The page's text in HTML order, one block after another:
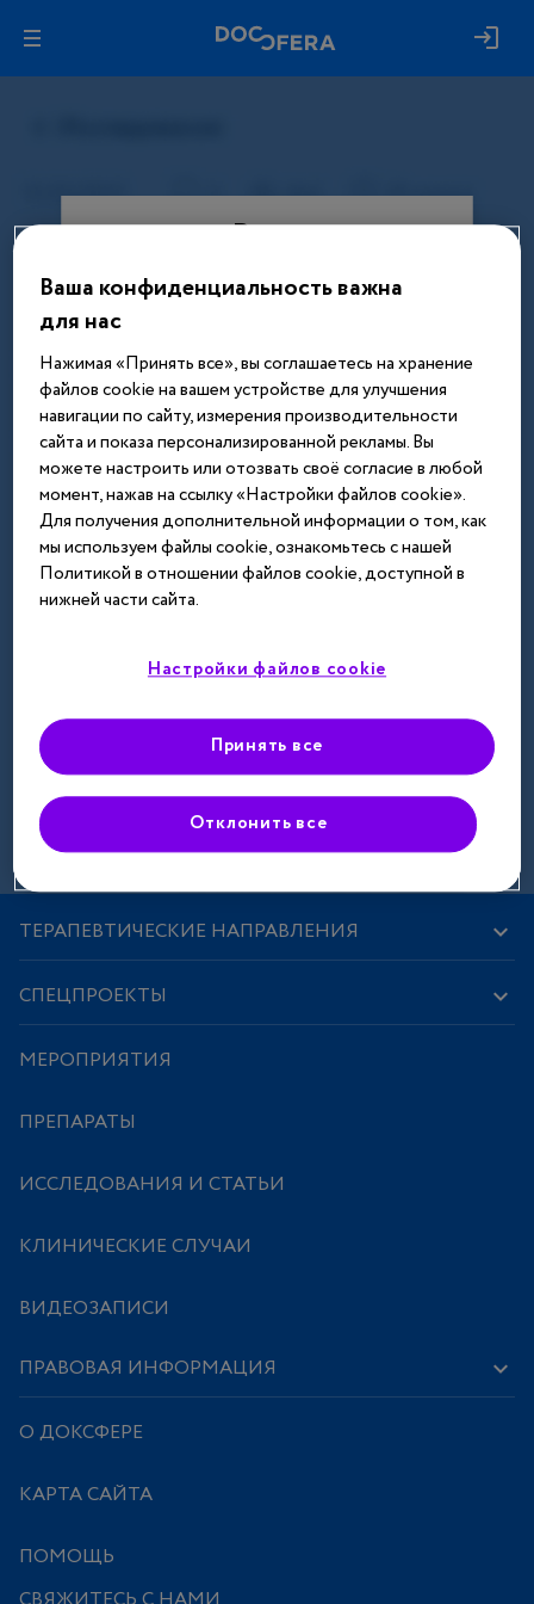
Вход
Этот материал доступен только
после авторизации. Войдите или
зарегистрируйтесь, чтобы получить
доступ ко всем материалам сайта
Введите телефон или email
Далее
Зарегистрироваться
ТЕРАПЕВТИЧЕСКИЕ НАПРАВЛЕНИЯ
СПЕЦПРОЕКТЫ
МЕРОПРИЯТИЯ
ПРЕПАРАТЫ
ИССЛЕДОВАНИЯ И СТАТЬИ
КЛИНИЧЕСКИЕ СЛУЧАИ
ВИДЕОЗАПИСИ
ПРАВОВАЯ ИНФОРМАЦИЯ
О ДОКСФЕРЕ
КАРТА САЙТА
ПОМОЩЬ
Ваша конфиденциальность важна
для нас
Нажимая «Принять все», вы соглашаетесь на хранение
файлов cookie на вашем устройстве для улучшения
навигации по сайту, измерения производительности
сайта и показа персонализированной рекламы. Вы
можете настроить или отозвать своё согласие в любой
момент, нажав на ссылку «Настройки файлов cookie».
Для получения дополнительной информации о том, как
мы используем файлы cookie, ознакомьтесь с нашей
Политикой в отношении файлов cookie, доступной в
нижней части сайта.
Настройки файлов cookie
Отклонить все
Принять все